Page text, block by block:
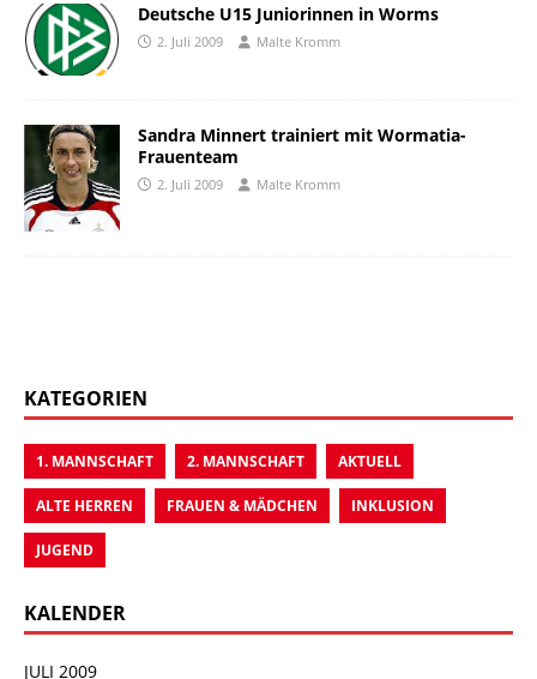
Deutsche U15 Juniorinnen in Worms
2. Juli 2009 Malte Kromm
Sandra Minnert trainiert mit Wormatia-
Frauenteam
2. Juli 2009 Malte Kromm
KATEGORIEN
1. MANNSCHAFT 2. MANNSCHAFT AKTUELL
ALTE HERREN FRAUEN & MÄDCHEN INKLUSION
JUGEND
KALENDER
JULI 2009